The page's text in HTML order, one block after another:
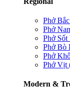
Phở
Phở
Phở Sốt
Phở Bò
Phở
Phở Vịt
Modern &